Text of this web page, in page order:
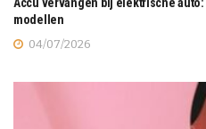
modellen
04/07/2026